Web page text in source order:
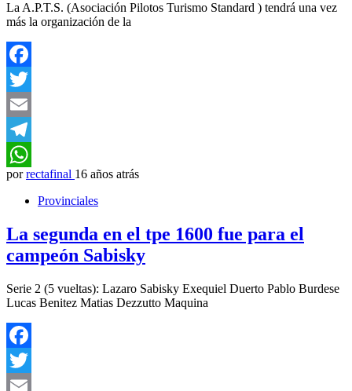
La A.P.T.S. (Asociación Pilotos Turismo Standard ) tendrá una vez
más la organización de la
Facebook
Twitter
Email
Telegram
WhatsApp
por rectafinal 16 años atrás
Provinciales
La segunda en el tpe 1600 fue para el
campeón Sabisky
Serie 2 (5 vueltas): Lazaro Sabisky Exequiel Duerto Pablo Burdese
Lucas Benitez Matias Dezzutto Maquina
Facebook
Twitter